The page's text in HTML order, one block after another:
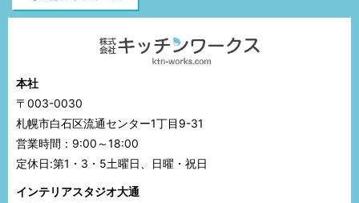
本社
〒003-0030
札幌市白石区流通センター1丁目9-31
営業時間：9:00～18:00
定休日:第1・3・5土曜日、日曜・祝日
インテリアスタジオ大通